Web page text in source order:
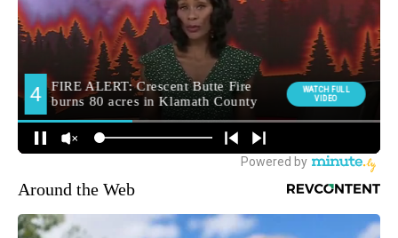
Around the Web